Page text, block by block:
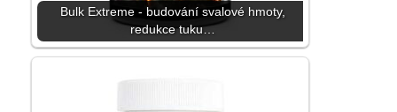
Bulk Extreme - budování svalové hmoty,
redukce tuku…